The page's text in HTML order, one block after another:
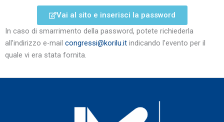
Vai al sito e inserisci la password
In caso di smarrimento della password, potete richiederla
all’indirizzo e-mail congressi@korilu.it indicando l’evento per il
quale vi era stata fornita.